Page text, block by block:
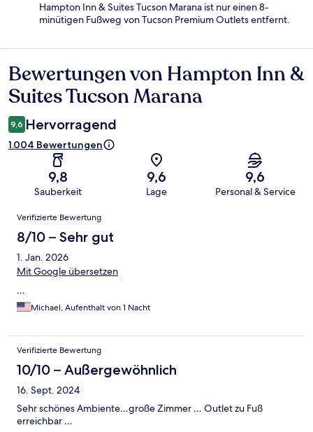
Hampton Inn & Suites Tucson Marana ist nur einen 8-
minütigen Fußweg von Tucson Premium Outlets entfernt.
Bewertungen
Bewertungen von Hampton Inn &
Suites Tucson Marana
9,6 Hervorragend
1.004 Bewertungen
9,8
Sauberkeit
9,6
Lage
9,6
Personal & Service
Bewertungen
Verifizierte Bewertung
8/10 – Sehr gut
1. Jan. 2026
Mit Google übersetzen
…
Michael, Aufenthalt von 1 Nacht
Verifizierte Bewertung
10/10 – Außergewöhnlich
16. Sept. 2024
Sehr schönes Ambiente…große Zimmer … Outlet zu Fuß
erreichbar …